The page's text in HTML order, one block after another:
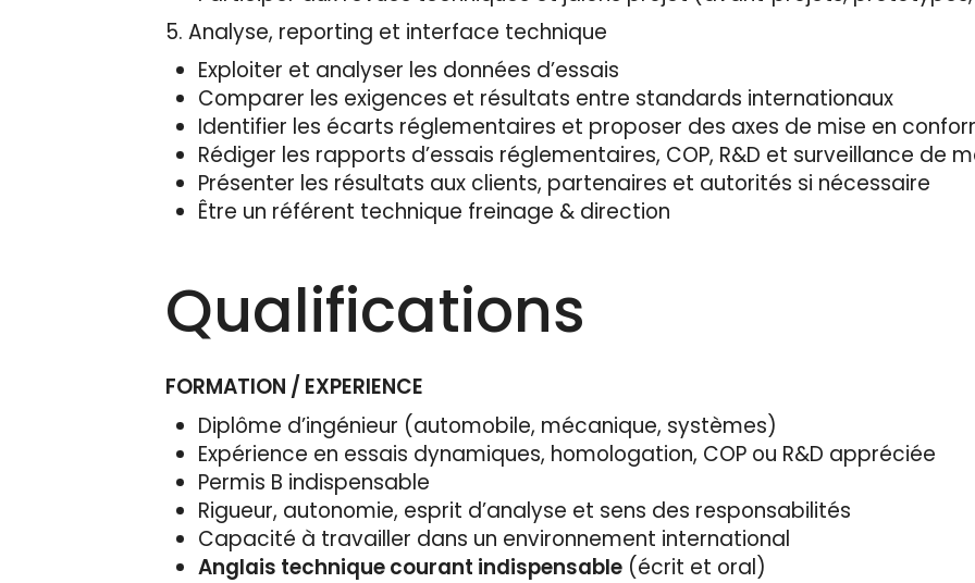
5. Analyse, reporting et interface technique
Exploiter et analyser les données d’essais
Comparer les exigences et résultats entre standards internationaux
Identifier les écarts réglementaires et proposer des axes de mise en
Rédiger les rapports d’essais réglementaires, COP, R&D et surveillance de
Présenter les résultats aux clients, partenaires et autorités si nécessaire
Être un référent technique freinage & direction
Qualifications
FORMATION / EXPERIENCE
Diplôme d’ingénieur (automobile, mécanique, systèmes)
Expérience en essais dynamiques, homologation, COP ou R&D appréciée
Permis B indispensable
Rigueur, autonomie, esprit d’analyse et sens des responsabilités
Capacité à travailler dans un environnement international
Anglais technique courant indispensable (écrit et oral)